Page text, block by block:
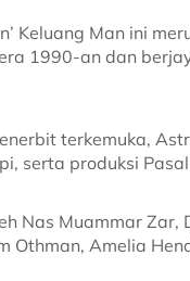
Keluang Man ini
1990-an dan
terkemuka,
serta produksi
Nas Muammar Zar,
Othman, Amelia